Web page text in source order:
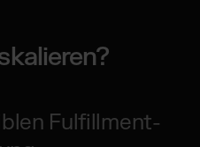
Fulfillment-